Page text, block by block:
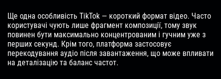
Ще одна особливість TikTok — короткий формат відео. Часто
користувачі чують лише фрагмент композиції, тому звук
повинен бути максимально концентрованим і гучним уже з
перших секунд. Крім того, платформа застосовує
перекодування аудіо після завантаження, що може впливати
на деталізацію та баланс частот.